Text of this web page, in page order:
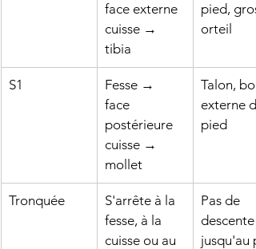
face externe
cuisse →
tibia
pied, gros
orteil
S1
Fesse →
face
postérieure
cuisse →
mollet
Talon,
externe
pied
Tronquée
S'arrête à la
fesse, à la
cuisse ou au
Pas de
descente
jusqu'au